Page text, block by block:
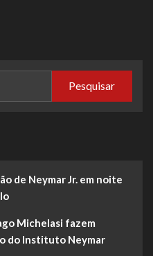
Pesquisar
de Neymar Jr. em noite
Michelasi fazem
do Instituto Neymar